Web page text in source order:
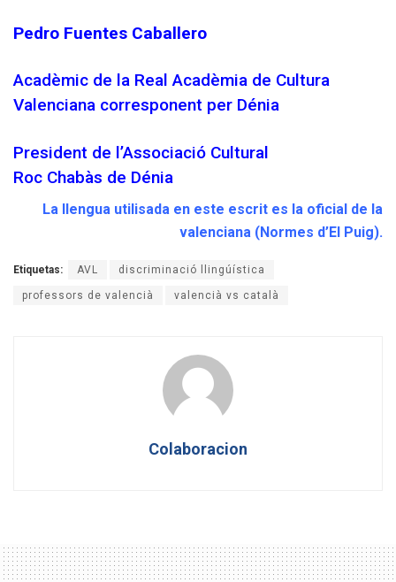
Pedro Fuentes Caballero
Acadèmic de la Real Acadèmia de Cultura
Valenciana corresponent per Dénia
President de l’Associació Cultural
Roc Chabàs de Dénia
La llengua utilisada en este escrit es la oficial de la
valenciana (Normes d’El Puig).
Etiquetas: AVL discriminació llingúística
professors de valencià valencià vs català
Colaboracion